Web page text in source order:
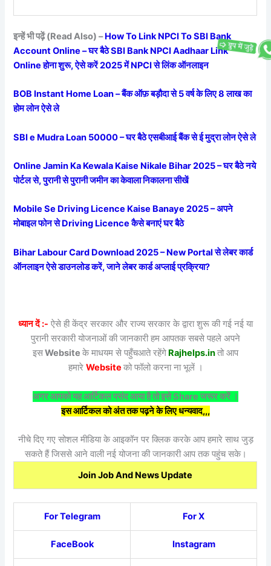
इन्हें भी पढ़ें (Read Also) –How To Link NPCI To SBI Bank
Account Online – घर बैठे SBI Bank NPCI Aadhaar Link
Online होना शुरू, ऐसे करें 2025 में NPCI से लिंक ऑनलाइन
BOB Instant Home Loan – बैंक ऑफ़ बड़ौदा से 5 वर्ष के लिए 8 लाख का
होम लोन ऐसे ले
SBI e Mudra Loan 50000 – घर बैठे एसबीआई बैंक से ई मुद्रा लोन ऐसे ले
Online Jamin Ka Kewala Kaise Nikale Bihar 2025 – घर बैठे नये
पोर्टल से, पुरानी से पुरानी जमीन का केवाला निकालना सीखें
Mobile Se Driving Licence Kaise Banaye 2025 – अपने
मोबाइल फोन से Driving Licence कैसे बनाएं घर बैठे
Bihar Labour Card Download 2025 – New Portal से लेबर कार्ड
ऑनलाइन ऐसे डाउनलोड करें, जाने लेबर कार्ड अप्लाई प्रक्रिया?
ध्यान दें :- ऐसे ही केंद्र सरकार और राज्य सरकार के द्वारा शुरू की गई नई या
पुरानी सरकारी योजनाओं की जानकारी हम आपतक सबसे पहले अपने
इसWebsite के माधयम से पहुँचआते रहेंगे Rajhelps.inतो आप
हमारे Website को फॉलो करना ना भूलें ।
अगर आपको यह आर्टिकल पसंद आया है तो इसे Share जरूर करें ।
इस आर्टिकल को अंत तक पढ़ने के लिए धन्यवाद,,,
नीचे दिए गए सोशल मीडिया के आइकॉन पर क्लिक करके आप हमारे साथ जुड़
सकते हैं जिससे आने वाली नई योजना की जानकारी आप तक पहुंच सके।
Join Job And News Update
For Telegram For X
FaceBook Instagram